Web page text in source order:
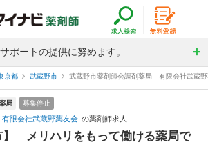
ポートの提供に努めます。
京都 武蔵野市 武蔵野市薬剤師会調剤薬局 有限会社武蔵
局 募集停止
有限会社武蔵野薬友会 の薬剤師求人
】 メリハリをもって働ける薬局で